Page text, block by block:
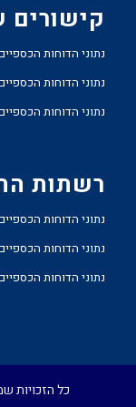
קישורים
נתוני הדוחות הכספיים
נתוני הדוחות הכספיים
נתוני הדוחות הכספיים
רשתות
נתוני הדוחות הכספיים
נתוני הדוחות הכספיים
נתוני הדוחות הכספיים
כל הזכויות